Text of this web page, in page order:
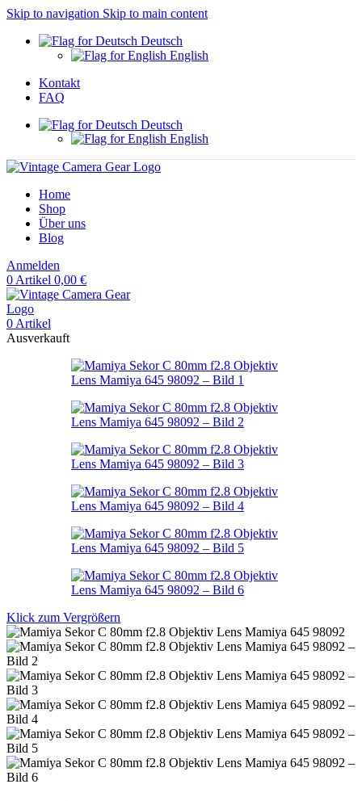
Skip to navigation Skip to main content
Deutsch
English
Kontakt
FAQ
Deutsch
English
Home
Shop
Über uns
Blog
Anmelden
0 Artikel 0,00 €
0 Artikel
Ausverkauft
Klick zum Vergrößern